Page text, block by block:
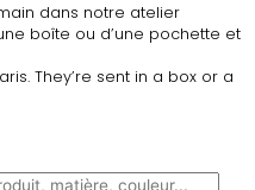
dans notre atelier
boîte ou d’une pochette et
They’re sent in a box or a